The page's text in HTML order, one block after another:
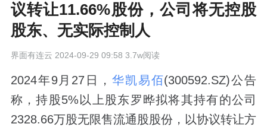
议转让11.66%股份，公司将无控股
股东、无实际控制人
界面有连云 2024-09-29 09:58 3.7w阅读
2024年9月27日， 华凯易佰(300592.SZ)公告
称，持股5%以上股东罗晔拟将其持有的公司
2328.66万股无限售流通股股份，以协议转让方